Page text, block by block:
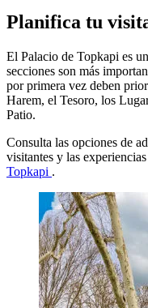
Planifica tu
El Palacio de Topkapi es
secciones son más
por primera vez deben
Harem, el Tesoro, los
Patio.
Consulta las opciones de
visitantes y las
Topkapi .